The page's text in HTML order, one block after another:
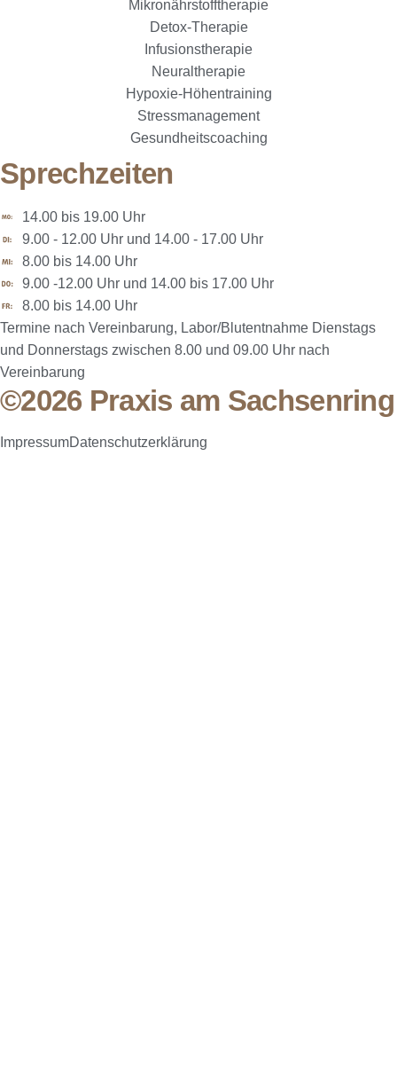
Mikronährstofftherapie
Detox-Therapie
Infusionstherapie
Neuraltherapie
Hypoxie-Höhentraining
Stressmanagement
Gesundheitscoaching
Sprechzeiten
14.00 bis 19.00 Uhr
9.00 - 12.00 Uhr und 14.00 - 17.00 Uhr
8.00 bis 14.00 Uhr
9.00 -12.00 Uhr und 14.00 bis 17.00 Uhr
8.00 bis 14.00 Uhr
Termine nach Vereinbarung, Labor/Blutentnahme Dienstags
und Donnerstags zwischen 8.00 und 09.00 Uhr nach
Vereinbarung
©2026 Praxis am Sachsenring
ImpressumDatenschutzerklärung